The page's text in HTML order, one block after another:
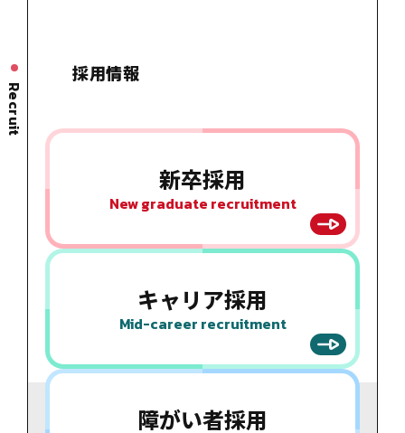
Recruit
採用情報
新卒採用
New graduate recruitment
キャリア採用
Mid-career recruitment
障がい者採用